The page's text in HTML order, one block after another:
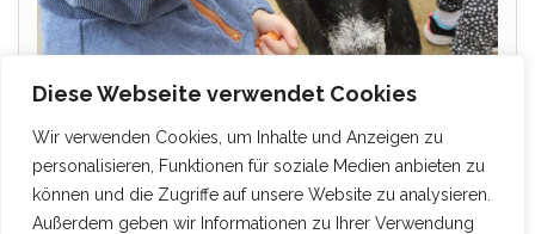
Diese Webseite verwendet Cookies
Wir verwenden Cookies, um Inhalte und Anzeigen zu
personalisieren, Funktionen für soziale Medien anbieten zu
können und die Zugriffe auf unsere Website zu analysieren.
Außerdem geben wir Informationen zu Ihrer Verwendung